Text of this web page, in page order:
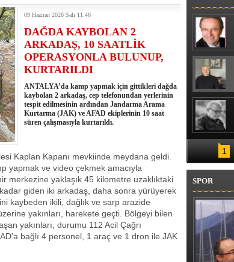
09 Haziran 2026 Salı 11:46
DAĞDA KAYBOLAN 2
ARKADAŞ, 10 SAATLİK
OPERASYONLA BULUNUP,
KURTARILDI
ANTALYA’da kamp yapmak için gittikleri dağda
kaybolan 2 arkadaş, cep telefonundan yerlerinin
tespit edilmesinin ardından Jandarma Arama
Kurtarma (JAK) ve AFAD ekiplerinin 10 saat
süren çalışmasıyla kurtarıldı.
Kaplan Kapanı mevkiinde meydana geldi.
yapmak ve video çekmek amacıyla
merkezine yaklaşık 45 kilometre uzaklıktaki
giden iki arkadaş, daha sonra yürüyerek
kaybeden ikili, dağlık ve sarp arazide
yakınları, harekete geçti. Bölgeyi bilen
yakınları, durumu 112 Acil Çağrı
bağlı 4 personel, 1 araç ve 1 dron ile JAK
1
SPOR